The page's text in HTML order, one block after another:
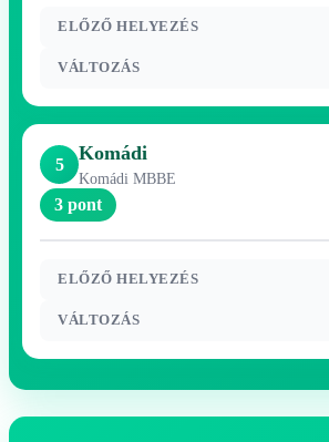
ELŐZŐ HELYEZÉS
VÁLTOZÁS
5
Komádi
Komádi MBBE
3 pont
ELŐZŐ HELYEZÉS
VÁLTOZÁS